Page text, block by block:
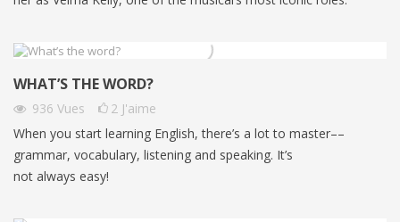
WHAT’S THE WORD?
936 Vues 2 J'aime
When you start learning English, there’s a lot to master––
grammar, vocabulary, listening and speaking. It’s
not always easy!